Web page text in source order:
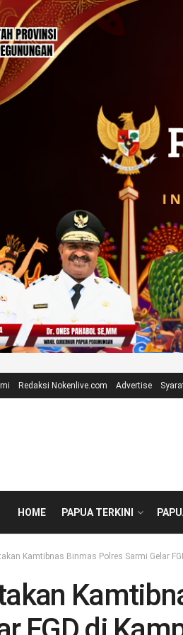
Redaksi Nokenlive.com Advertise
HOME PAPUA TERKINI
Kamtibnas Binmas Polres Sarmi Gelar